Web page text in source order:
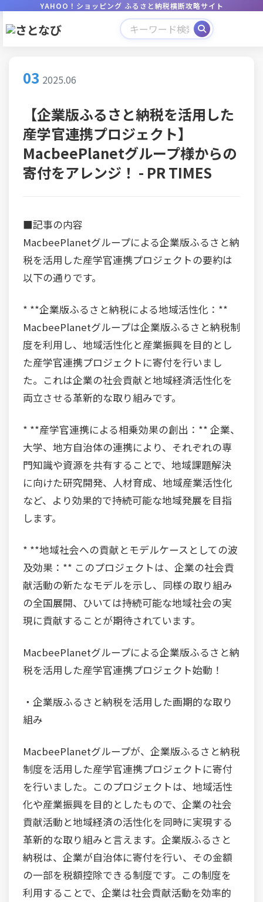
YAHOO！ショッピング ふるさと納税横断攻略サイト
03 2025.06
【企業版ふるさと納税を活用した
産学官連携プロジェクト】
MacbeePlanetグループ様からの
寄付をアレンジ！ - PR TIMES
■記事の内容
MacbeePlanetグループによる企業版ふるさと納
税を活用した産学官連携プロジェクトの要約は
以下の通りです。
* **企業版ふるさと納税による地域活性化：**
MacbeePlanetグループは企業版ふるさと納税制
度を利用し、地域活性化と産業振興を目的とし
た産学官連携プロジェクトに寄付を行いまし
た。これは企業の社会貢献と地域経済活性化を
両立させる革新的な取り組みです。
* **産学官連携による相乗効果の創出：** 企業、
大学、地方自治体の連携により、それぞれの専
門知識や資源を共有することで、地域課題解決
に向けた研究開発、人材育成、地域産業活性化
など、より効果的で持続可能な地域発展を目指
します。
* **地域社会への貢献とモデルケースとしての波
及効果：** このプロジェクトは、企業の社会貢
献活動の新たなモデルを示し、同様の取り組み
の全国展開、ひいては持続可能な地域社会の実
現に貢献することが期待されています。
MacbeePlanetグループによる企業版ふるさと納
税を活用した産学官連携プロジェクト始動！
・企業版ふるさと納税を活用した画期的な取り
組み
MacbeePlanetグループが、企業版ふるさと納税
制度を活用した産学官連携プロジェクトに寄付
を行いました。このプロジェクトは、地域活性
化や産業振興を目的としたもので、企業の社会
貢献活動と地域経済の活性化を同時に実現する
革新的な取り組みと言えます。企業版ふるさと
納税は、企業が自治体に寄付を行い、その金額
の一部を税額控除できる制度です。この制度を
利用することで、企業は社会貢献活動を効率的